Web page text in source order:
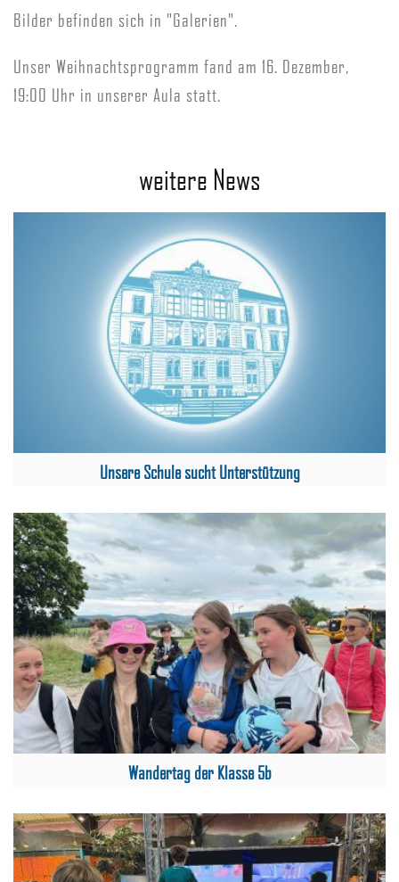
Bilder befinden sich in "Galerien".
Unser Weihnachtsprogramm fand am 16. Dezember,
19:00 Uhr in unserer Aula statt.
weitere News
Unsere Schule sucht Unterstützung
Wandertag der Klasse 5b